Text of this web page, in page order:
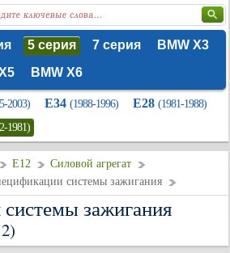
5 серия 7 серия
BMW X3
BMW X6
2003) E34 (1988-1996) E28 (1981-1988)
1981)
E12
Силовой агрегат
системы зажигания
зажигания